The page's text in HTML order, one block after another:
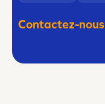
Contactez-nous